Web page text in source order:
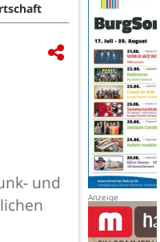
und